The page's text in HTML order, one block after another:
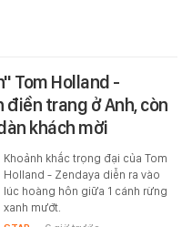
Tom Holland -
điền trang ở Anh, còn
khách mời
Khoảnh khắc trọng đại của Tom
Holland - Zendaya diễn ra vào
lúc hoàng hôn giữa 1 cánh rừng
xanh mướt.